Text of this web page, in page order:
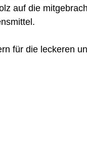
auf die
für die leckeren